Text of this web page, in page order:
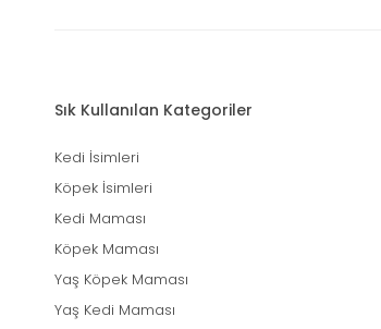
Sık Kullanılan Kategoriler
Kedi İsimleri
Köpek İsimleri
Kedi Maması
Köpek Maması
Yaş Köpek Maması
Yaş Kedi Maması